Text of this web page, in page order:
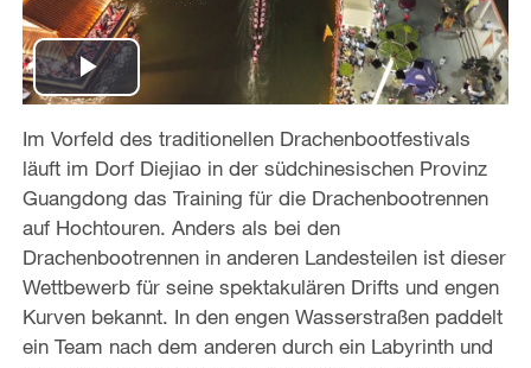
P
l
a
y
V
Im Vorfeld des traditionellen Drachenbootfestivals
läuft im Dorf Diejiao in der südchinesischen Provinz
Guangdong das Training für die Drachenbootrennen
auf Hochtouren. Anders als bei den
Drachenbootrennen in anderen Landesteilen ist dieser
Wettbewerb für seine spektakulären Drifts und engen
Kurven bekannt. In den engen Wasserstraßen paddelt
ein Team nach dem anderen durch ein Labyrinth und